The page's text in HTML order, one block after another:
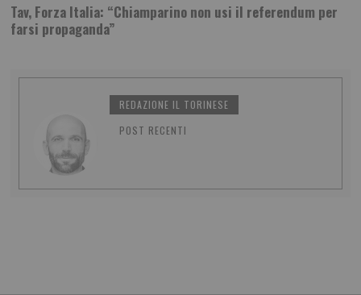
Tav, Forza Italia: “Chiamparino non usi il referendum per
farsi propaganda”
REDAZIONE IL TORINESE
POST RECENTI